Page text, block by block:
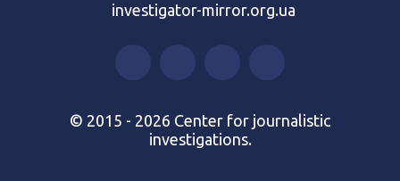
investigator-mirror.org.ua
© 2015 - 2026 Center for journalistic
investigations.